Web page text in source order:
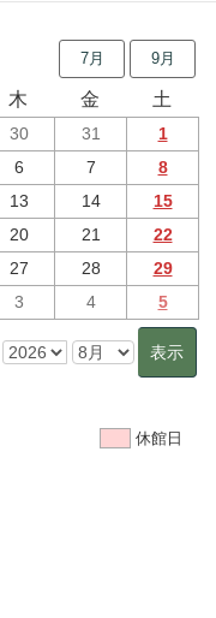
7月 9月
木 金 土
30 31
1
6 7
8
13 14
15
20 21
22
27 28
29
3 4 5
休館日